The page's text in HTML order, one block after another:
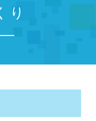
立ち情報
り